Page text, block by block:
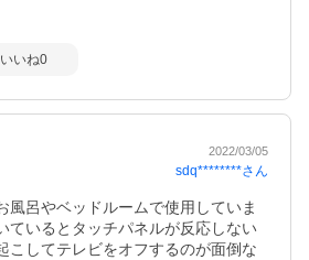
いいね0
2022/03/05
sdq********さん
風呂やベッドルームで使用していま
ているとタッチパネルが反応しない
こしてテレビをオフするのが面倒な